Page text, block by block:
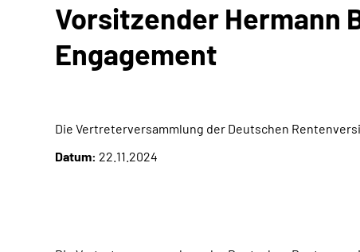
Vorsitzender Hermann
Engagement
Die Vertreterversammlung der Deutschen
Datum: 22.11.2024